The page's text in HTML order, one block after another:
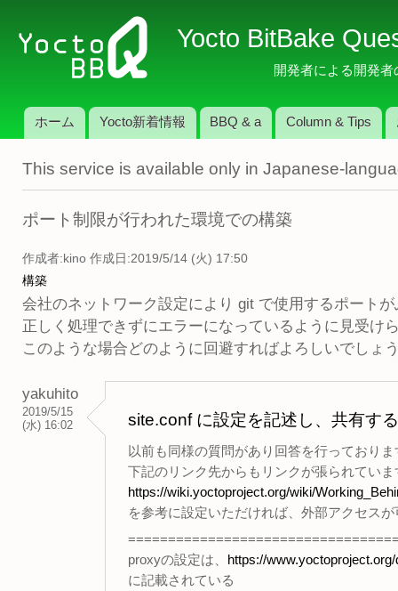
イ
コ
テ
ツ
に
Yocto BitBake
開発者による開発
メインメニュー
ホーム Yocto新着情報 BBQ & a Column & Tips
This service is available only in Japanese-
ポート制限が行われた環境での構築
作成者: kino 作成日:2019/5/14 (火) 17:50
構築
会社のネットワーク設定により git で使用するポート
正しく処理できずにエラーになっているように見受け
このような場合どのように回避すればよろしいでしょ
yakuhito
2019/5/15
(水) 16:02
site.conf に設定を記述し、共有す
以前も同様の質問があり回答を行っておりま
下記のリンク先からもリンクが張られていま
https://wiki.yoctoproject.org/wiki/
を参考に設定いただければ、外部アクセス
proxyの設定は、
https://
に記載されている